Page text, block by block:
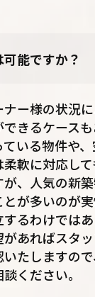
能ですか？
ー様の状況
きるケース
いる物件や
軟に対応し
、人気の新
とが多いのが
るわけでは
あればスタ
たしますの
ください。